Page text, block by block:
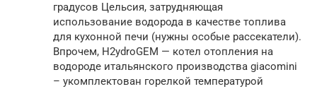
градусов Цельсия, затрудняющая
использование водорода в качестве топлива
для кухонной печи (нужны особые рассекатели).
Впрочем, H2ydroGEM — котел отопления на
водороде итальянского производства giacomini
– укомплектован горелкой температурой